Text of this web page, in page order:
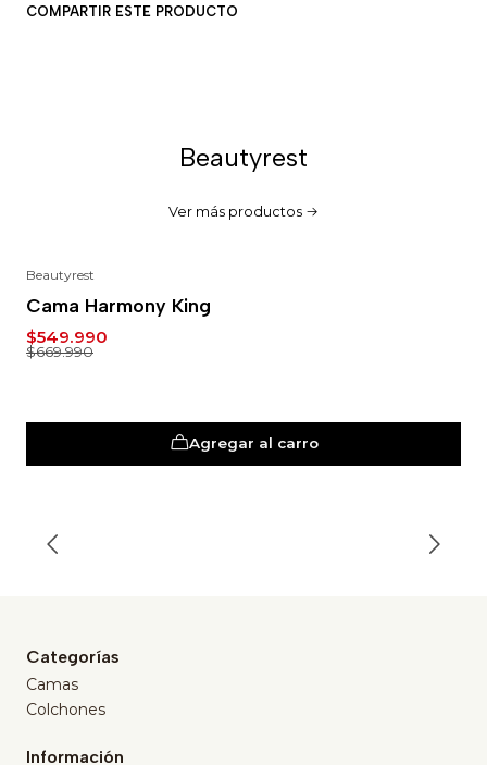
iCOMPARTIR ESTE PRODUCTO
Beautyrest
Ver más productos
Beautyrest
Cama Harmony King
$549.990
$669.990
Agregar al carro
Categorías
Camas
Colchones
Información